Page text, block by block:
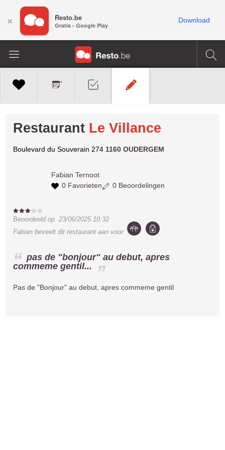
Restaurant Le Villance
Boulevard du Souverain 274 1160 OUDERGEM
Fabian Ternoot
0 Favorieten
0 Beoordelingen
Beoordeeld op23/06/2025 10:32
Fabian beveelt dit restaurant aan voor:
pas de "bonjour" au debut, apres
commeme gentil...
Pas de "Bonjour" au debut, apres commeme gentil
× Resto.be
Gratis - Google Play
Download